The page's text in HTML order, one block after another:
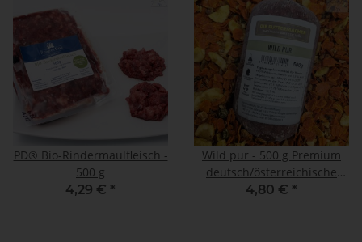
PD® Bio-Rindermaulfleisch -
500 g
4,29 € *
Wild pur - 500 g Premium
deutsch/österreichische
Ware (Wurstform)
4,80 € *